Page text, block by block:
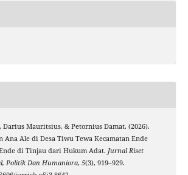
Mauritsius, & Petornius Damat. (2026).
Ana Ale di Desa Tiwu Tewa Kecamatan Ende
di Tinjau dari Hukum Adat. Jurnal Riset
Politik Dan Humaniora, 5(3), 919–929.